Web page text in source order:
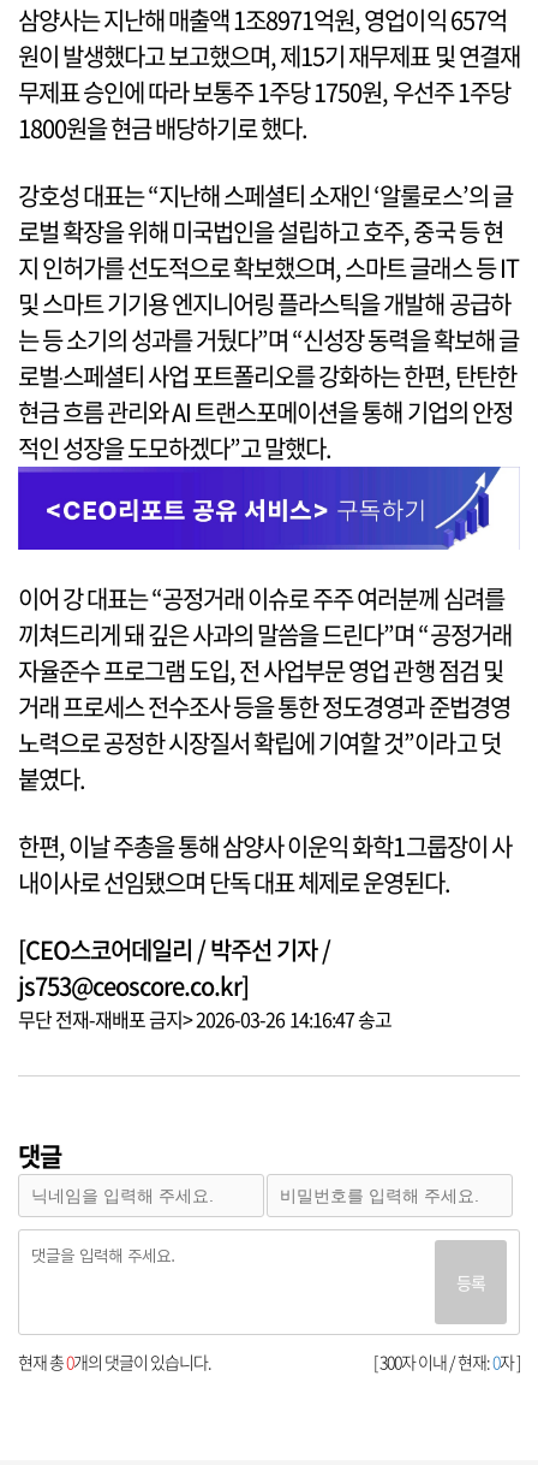
삼양사는 지난해 매출액 1조8971억원, 영업이익 657억
원이 발생했다고 보고했으며, 제15기 재무제표 및 연결재
무제표 승인에 따라 보통주 1주당 1750원, 우선주 1주당
1800원을 현금 배당하기로 했다.
강호성 대표는 “지난해 스페셜티 소재인 ‘알룰로스’의 글
로벌 확장을 위해 미국법인을 설립하고 호주, 중국 등 현
지 인허가를 선도적으로 확보했으며, 스마트 글래스 등 IT
및 스마트 기기용 엔지니어링 플라스틱을 개발해 공급하
는 등 소기의 성과를 거뒀다”며 “신성장 동력을 확보해 글
로벌‧스페셜티 사업 포트폴리오를 강화하는 한편, 탄탄한
현금 흐름 관리와 AI 트랜스포메이션을 통해 기업의 안정
적인 성장을 도모하겠다”고 말했다.
이어 강 대표는 “공정거래 이슈로 주주 여러분께 심려를
끼쳐드리게 돼 깊은 사과의 말씀을 드린다”며 “공정거래
자율준수 프로그램 도입, 전 사업부문 영업 관행 점검 및
거래 프로세스 전수조사 등을 통한 정도경영과 준법경영
노력으로 공정한 시장질서 확립에 기여할 것”이라고 덧
붙였다.
한편, 이날 주총을 통해 삼양사 이운익 화학1그룹장이 사
내이사로 선임됐으며 단독 대표 체제로 운영된다.
[CEO스코어데일리 / 박주선 기자 /
js753@ceoscore.co.kr]
무단 전재-재배포 금지> 2026-03-26 14:16:47 송고
댓글
등록
[ 300자 이내 / 현재:0자 ]
현재 총0개의 댓글이 있습니다.